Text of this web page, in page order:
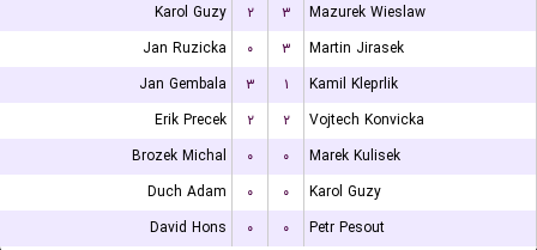
Karol Guzy
۲ ۳
Mazurek Wieslaw
Jan Ruzicka
۰ ۳
Martin Jirasek
Jan Gembala
۳ ۱
Kamil Kleprlik
Erik Precek
۲ ۲
Vojtech Konvicka
Brozek Michal
۰ ۰
Marek Kulisek
Duch Adam
۰ ۰
Karol Guzy
David Hons
۰ ۰ Petr Pesout